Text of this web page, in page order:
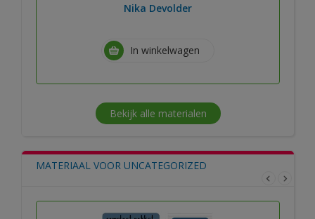
Nika Devolder
In winkelwagen
Bekijk alle materialen
MATERIAAL VOOR UNCATEGORIZED